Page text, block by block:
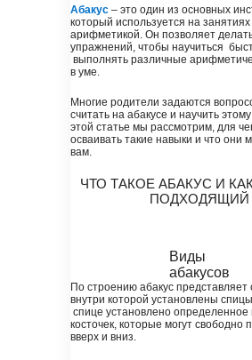
Абакус – это один из основных
который используется на
арифметикой. Он позволяет
упражнений, чтобы научиться
выполнять различные
в уме.
Многие родители задаются
считать на абакусе и научить
этой статье мы рассмотрим, для
осваивать такие навыки и что они
вам.
ЧТО ТАКОЕ АБАКУС И
ПОДХОДЯЩИЙ
Виды
абакусов
По строению абакус представляет
внутри которой установлены
спице установлено определенное
косточек, которые могут свободно
вверх и вниз.